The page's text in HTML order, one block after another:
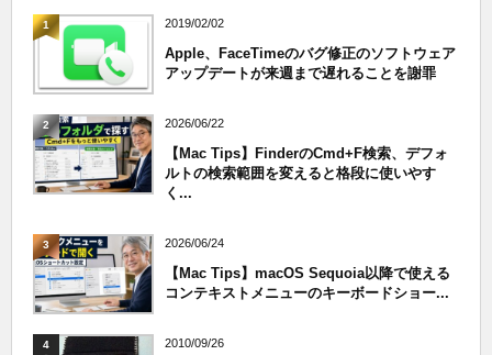
1 2019/02/02
Apple、FaceTimeのバグ修正のソフトウェア
アップデートが来週まで遅れることを謝罪
2 2026/06/22
【Mac Tips】FinderのCmd+F検索、デフォ
ルトの検索範囲を変えると格段に使いやす
く...
3 2026/06/24
【Mac Tips】macOS Sequoia以降で使える
コンテキストメニューのキーボードショー...
4 2010/09/26